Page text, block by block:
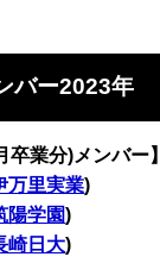
バー2023年
卒業分)メンバー】
万里実業)
陽学園)
崎日大)